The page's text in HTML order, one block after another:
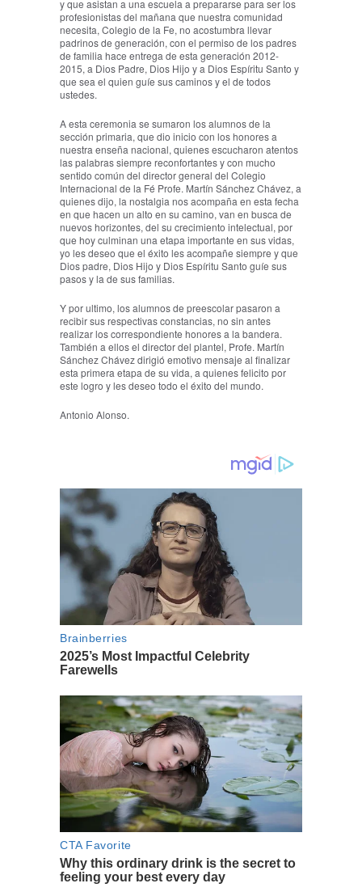
y que asistan a una escuela a prepararse para ser los
profesionistas del mañana que nuestra comunidad
necesita, Colegio de la Fe, no acostumbra llevar
padrinos de generación, con el permiso de los padres
de familia hace entrega de esta generación 2012-
2015, a Dios Padre, Dios Hijo y a Dios Espíritu Santo y
que sea el quien guíe sus caminos y el de todos
ustedes.
A esta ceremonia se sumaron los alumnos de la
sección primaria, que dio inicio con los honores a
nuestra enseña nacional, quienes escucharon atentos
las palabras siempre reconfortantes y con mucho
sentido común del director general del Colegio
Internacional de la Fé Profe. Martín Sánchez Chávez, a
quienes dijo, la nostalgia nos acompaña en esta fecha
en que hacen un alto en su camino, van en busca de
nuevos horizontes, del su crecimiento intelectual, por
que hoy culminan una etapa importante en sus vidas,
yo les deseo que el éxito les acompañe siempre y que
Dios padre, Dios Hijo y Dios Espíritu Santo guíe sus
pasos y la de sus familias.
Y por ultimo, los alumnos de preescolar pasaron a
recibir sus respectivas constancias, no sin antes
realizar los correspondiente honores a la bandera.
También a ellos el director del plantel, Profe. Martín
Sánchez Chávez dirigió emotivo mensaje al finalizar
esta primera etapa de su vida, a quienes felicito por
este logro y les deseo todo el éxito del mundo.
Antonio Alonso.